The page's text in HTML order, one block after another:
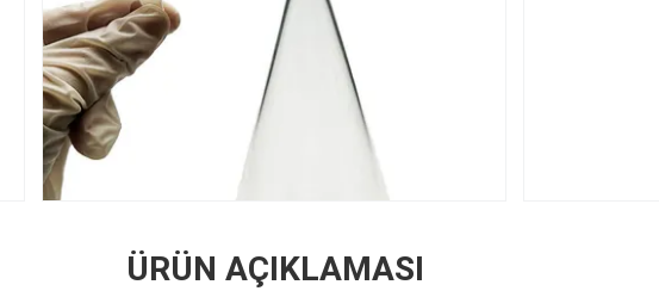
ÜRÜN AÇIKLAMASI